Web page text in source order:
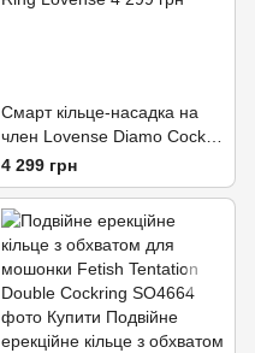
Смарт кільце-насадка на
член Lovense Diamo Cock
Ring
4 299 грн